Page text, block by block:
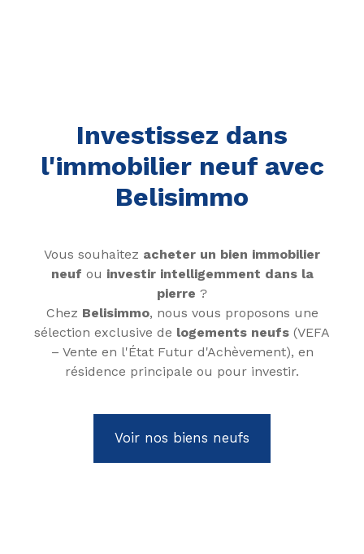
Investissez dans
l'immobilier neuf avec
Belisimmo
Vous souhaitez acheter un bien immobilier
neuf ou investir intelligemment dans la
pierre ?
Chez Belisimmo, nous vous proposons une
sélection exclusive de logements neufs (VEFA
– Vente en l'État Futur d'Achèvement), en
résidence principale ou pour investir.
Voir nos biens neufs